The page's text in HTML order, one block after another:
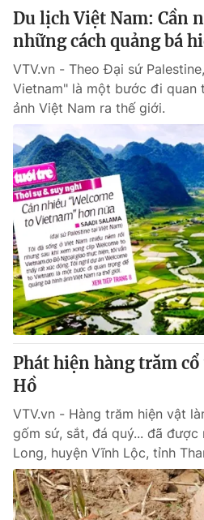
Du lịch Việt Nam: Cần
những cách quảng bá
VTV.vn - Theo Đại sứ
Vietnam" là một bước đi quan
ảnh Việt Nam ra thế giới.
Phát hiện hàng trăm
Hồ
VTV.vn - Hàng trăm hiện vật
gốm sứ, sắt, đá quý... đã
Long, huyện Vĩnh Lộc, tỉnh